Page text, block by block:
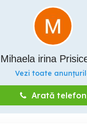
Mihaela irina
Vezi toate
Arată telefon